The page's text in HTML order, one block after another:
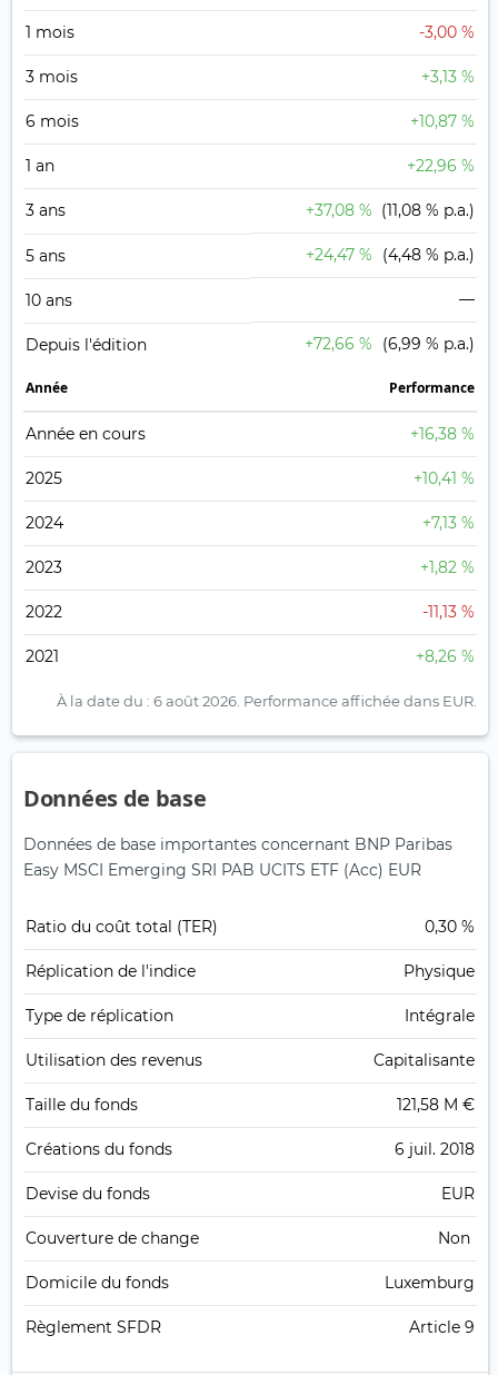
1 mois -3,00 %
3 mois +3,13 %
6 mois +10,87 %
1 an +22,96 %
3 ans +37,08 % (11,08 % p.a.)
5 ans +24,47 % (4,48 % p.a.)
10 ans —
Depuis l'édition +72,66 % (6,99 % p.a.)
Année Performance
Année en cours +16,38 %
2025 +10,41 %
2024 +7,13 %
2023 +1,82 %
2022 -11,13 %
2021 +8,26 %
À la date du : 6 août 2026. Performance affichée dans EUR.
Données de base
Données de base importantes concernant BNP Paribas
Easy MSCI Emerging SRI PAB UCITS ETF (Acc) EUR
Ratio du coût total (TER) 0,30 %
Réplication de l'indice Physique
Type de réplication Intégrale
Utilisation des revenus Capitalisante
Taille du fonds 121,58 M €
Créations du fonds 6 juil. 2018
Devise du fonds EUR
Couverture de change Non
Domicile du fonds Luxemburg
Règlement SFDR Article 9